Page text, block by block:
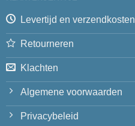
Levertijd en verzendkosten
Retourneren
Klachten
Algemene voorwaarden
Privacybeleid